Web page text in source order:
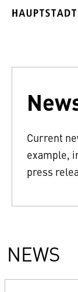
Current
example,
press
NEWS